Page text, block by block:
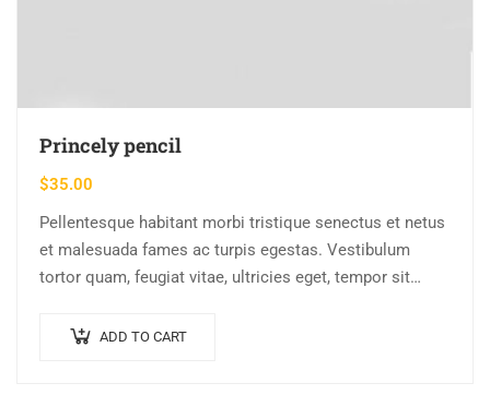
Princely pencil
$35.00
Pellentesque habitant morbi tristique senectus et netus
et malesuada fames ac turpis egestas. Vestibulum
tortor quam, feugiat vitae, ultricies eget, tempor sit
ADD TO CART